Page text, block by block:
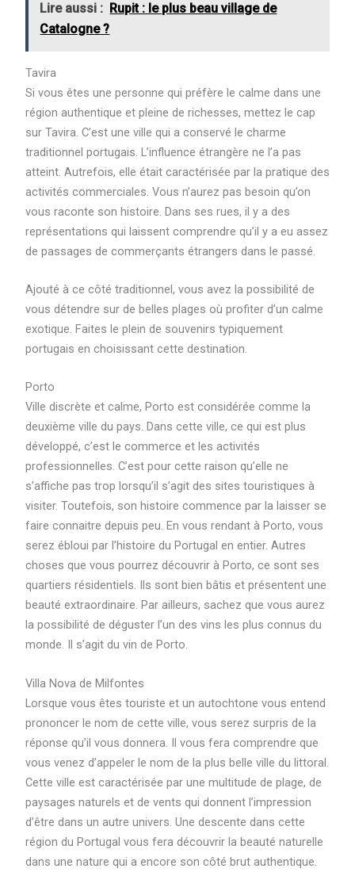
Lire aussi : Rupit : le plus beau village de
Catalogne ?
Tavira
Si vous êtes une personne qui préfère le calme dans une
région authentique et pleine de richesses, mettez le cap
sur Tavira. C’est une ville qui a conservé le charme
traditionnel portugais. L’influence étrangère ne l’a pas
atteint. Autrefois, elle était caractérisée par la pratique des
activités commerciales. Vous n’aurez pas besoin qu’on
vous raconte son histoire. Dans ses rues, il y a des
représentations qui laissent comprendre qu’il y a eu assez
de passages de commerçants étrangers dans le passé.
Ajouté à ce côté traditionnel, vous avez la possibilité de
vous détendre sur de belles plages où profiter d’un calme
exotique. Faites le plein de souvenirs typiquement
portugais en choisissant cette destination.
Porto
Ville discrète et calme, Porto est considérée comme la
deuxième ville du pays. Dans cette ville, ce qui est plus
développé, c’est le commerce et les activités
professionnelles. C’est pour cette raison qu’elle ne
s’affiche pas trop lorsqu’il s’agit des sites touristiques à
visiter. Toutefois, son histoire commence par la laisser se
faire connaitre depuis peu. En vous rendant à Porto, vous
serez ébloui par l’histoire du Portugal en entier. Autres
choses que vous pourrez découvrir à Porto, ce sont ses
quartiers résidentiels. Ils sont bien bâtis et présentent une
beauté extraordinaire. Par ailleurs, sachez que vous aurez
la possibilité de déguster l’un des vins les plus connus du
monde. Il s’agit du vin de Porto.
Villa Nova de Milfontes
Lorsque vous êtes touriste et un autochtone vous entend
prononcer le nom de cette ville, vous serez surpris de la
réponse qu’il vous donnera. Il vous fera comprendre que
vous venez d’appeler le nom de la plus belle ville du littoral.
Cette ville est caractérisée par une multitude de plage, de
paysages naturels et de vents qui donnent l’impression
d’être dans un autre univers. Une descente dans cette
région du Portugal vous fera découvrir la beauté naturelle
dans une nature qui a encore son côté brut authentique.